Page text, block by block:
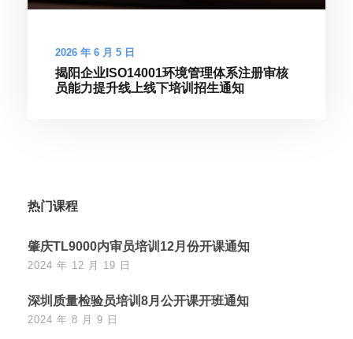
2026 年 6 月 5 日
揭阳企业ISO14001环境管理体系注册审核
员能力提升线上线下培训招生通知
热门课程
肇庆TL9000内审员培训12月份开课通知
2024 年 12 月 19 日
深圳质量检验员培训8月公开课开班通知
2024 年 8 月 9 日